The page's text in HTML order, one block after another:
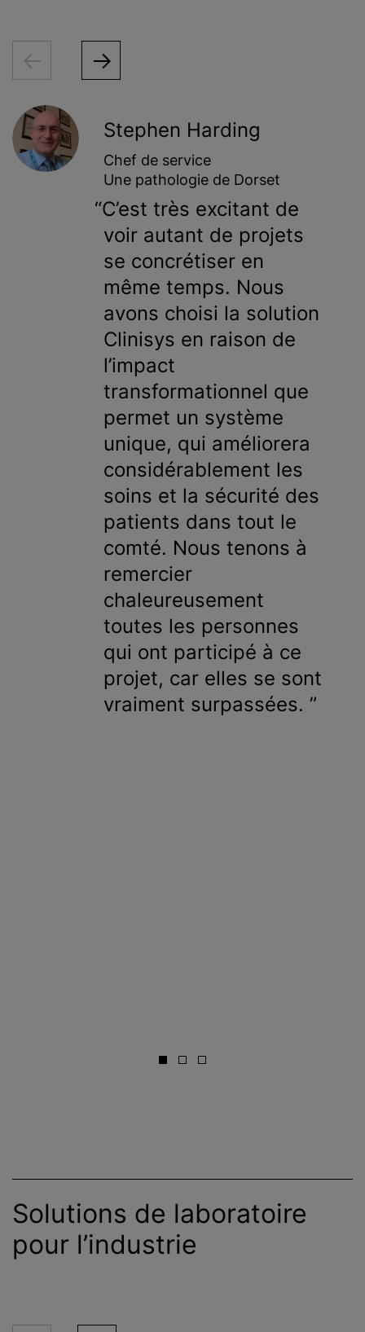
Stephen Harding
Chef de service
Une pathologie de Dorset
C’est très excitant de
voir autant de projets
se concrétiser en
même temps. Nous
avons choisi la solution
Clinisys en raison de
l’impact
transformationnel que
permet un système
unique, qui améliorera
considérablement les
soins et la sécurité des
patients dans tout le
comté. Nous tenons à
remercier
chaleureusement
toutes les personnes
qui ont participé à ce
projet, car elles se sont
vraiment surpassées.
Solutions de laboratoire
pour l’industrie